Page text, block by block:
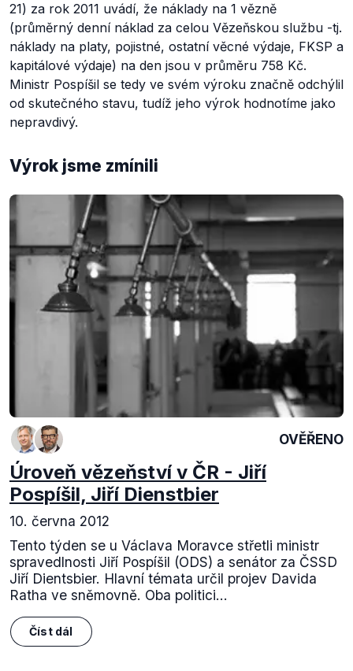
21) za rok 2011 uvádí, že náklady na 1 vězně
(průměrný denní náklad za celou Vězeňskou službu -tj.
náklady na platy, pojistné, ostatní věcné výdaje, FKSP a
kapitálové výdaje) na den jsou v průměru 758 Kč.
Ministr Pospíšil se tedy ve svém výroku značně odchýlil
od skutečného stavu, tudíž jeho výrok hodnotíme jako
nepravdivý.
Výrok jsme zmínili
OVĚŘENO
Úroveň vězeňství v ČR - Jiří
Pospíšil, Jiří Dienstbier
10. června 2012
Tento týden se u Václava Moravce střetli ministr
spravedlnosti Jiří Pospíšil (ODS) a senátor za ČSSD
Jiří Dientsbier. Hlavní témata určil projev Davida
Ratha ve sněmovně. Oba politici...
Číst dál